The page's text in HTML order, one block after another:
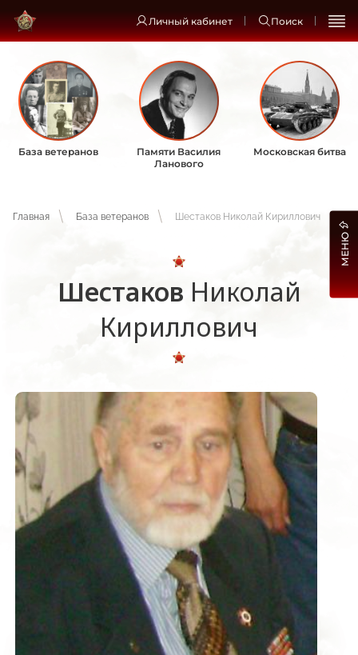
Личный кабинет Поиск
База ветеранов
Памяти Василия
Ланового
Московская битва
Главная База ветеранов Шестаков Николай Кириллович
Шестаков Николай
Кириллович
МЕНЮ